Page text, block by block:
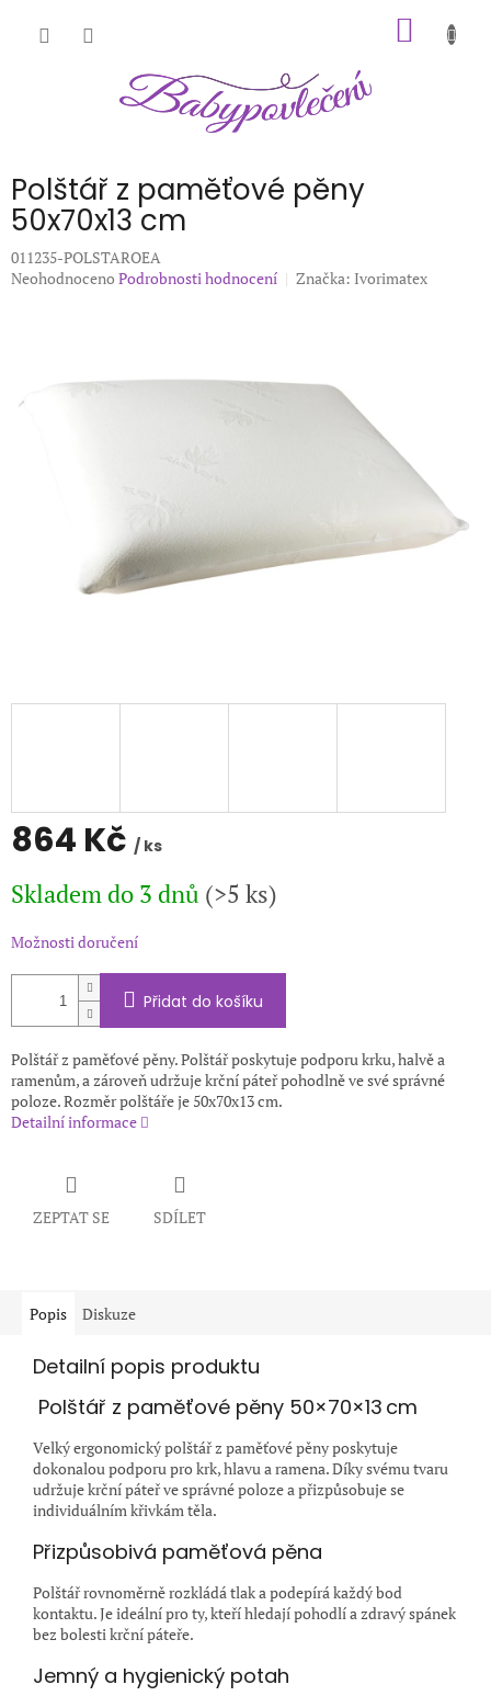
Polštář z paměťové pěny
50x70x13 cm
011235-POLSTAROEA
Průměrné
Neohodnoceno Podrobnosti hodnocení Značka: Ivorimatex
864 Kč / ks
cena:
Skladem do 3 dnů (>5 ks)
Možnosti doručení
Přidat do košíku
Polštář z paměťové pěny. Polštář poskytuje podporu krku, halvě a
ramenům, a zároveň udržuje krční páteř pohodlně ve své správné
poloze. Rozměr polštáře je 50x70x13 cm.
Detailní informace
ZEPTAT SE SDÍLET
Popis Diskuze
Detailní popis produktu
️ Polštář z paměťové pěny 50×70×13 cm
Velký ergonomický polštář z paměťové pěny poskytuje
dokonalou podporu pro krk, hlavu a ramena. Díky svému tvaru
udržuje krční páteř ve správné poloze a přizpůsobuje se
individuálním křivkám těla.
Přizpůsobivá paměťová pěna
Polštář rovnoměrně rozkládá tlak a podepírá každý bod
kontaktu. Je ideální pro ty, kteří hledají pohodlí a zdravý spánek
bez bolesti krční páteře.
Jemný a hygienický potah